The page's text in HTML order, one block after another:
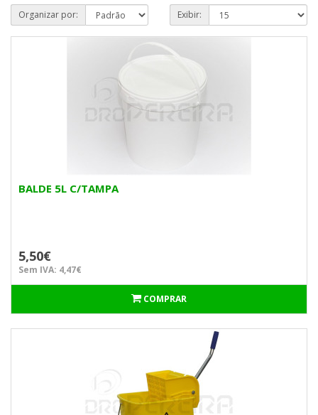
Organizar por: Exibir:
BALDE 5L C/TAMPA
5,50€
Sem IVA: 4,47€
COMPRAR